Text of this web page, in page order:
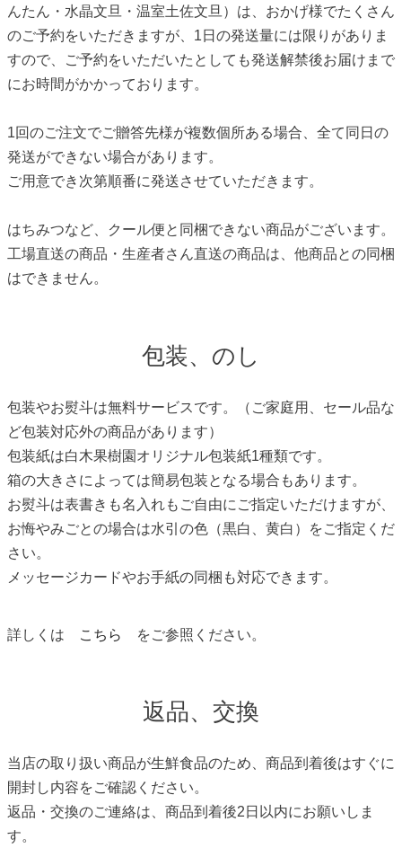
んたん・水晶文旦・温室土佐文旦）は、おかげ様でたくさん
のご予約をいただきますが、1日の発送量には限りがありま
すので、ご予約をいただいたとしても発送解禁後お届けまで
にお時間がかかっております。
1回のご注文でご贈答先様が複数個所ある場合、全て同日の
発送ができない場合があります。
ご用意でき次第順番に発送させていただきます。
はちみつなど、クール便と同梱できない商品がございます。
工場直送の商品・生産者さん直送の商品は、他商品との同梱
はできません。
包装、のし
包装やお熨斗は無料サービスです。（ご家庭用、セール品な
ど包装対応外の商品があります）
包装紙は白木果樹園オリジナル包装紙1種類です。
箱の大きさによっては簡易包装となる場合もあります。
お熨斗は表書きも名入れもご自由にご指定いただけますが、
お悔やみごとの場合は水引の色（黒白、黄白）をご指定くだ
さい。
メッセージカードやお手紙の同梱も対応できます。
詳しくは こちら をご参照ください。
返品、交換
当店の取り扱い商品が生鮮食品のため、商品到着後はすぐに
開封し内容をご確認ください。
返品・交換のご連絡は、商品到着後2日以内にお願いしま
す。